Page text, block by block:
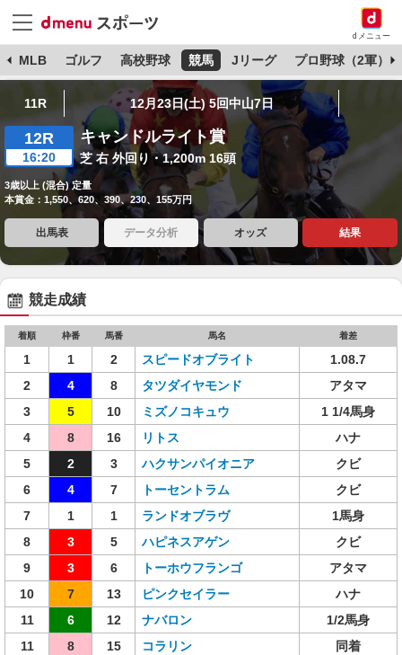
dメニュー
MLB ゴルフ 高校野球 競馬 Jリーグ プロ野球（2軍）
11R 12月23日(土) 5回中山7日
12R
16:20
キャンドルライト賞
芝 右 外回り・1,200m 16頭
3歳以上 (混合) 定量
本賞金：1,550、620、390、230、155万円
出馬表 データ分析 オッズ 結果
競走成績
着順 枠番 馬番 馬名 着差
1 1 2 スピードオブライト
1.08.7
2
4 8 タツダイヤモンド
アタマ
3
5 10 ミズノコキュウ
1 1/4馬身
4
8 16 リトス
ハナ
5
2 3 ハクサンパイオニア
クビ
6
4 7 トーセントラム
クビ
7
1 1 ランドオブラヴ
1馬身
8
3 5 ハピネスアゲン
クビ
9
3 6 トーホウフランゴ
アタマ
10
7 13 ピンクセイラー
ハナ
11
6 12 ナバロン
1/2馬身
11
8 15 コラリン
同着